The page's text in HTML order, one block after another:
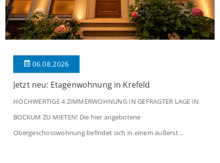
06.08.2026
Jetzt neu: Etagenwohnung in Krefeld
HOCHWERTIGE 4 ZIMMERWOHNUNG IN GEFRAGTER LAGE IN
BOCKUM ZU MIETEN! Die hier angebotene
Obergeschosswohnung befindet sich in einem äußerst